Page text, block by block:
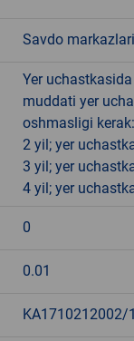
Savdo
Yer
muddati yer
oshmasligi
2 yil; yer
3 yil; yer
4 yil; yer
0
0.01
KA1710212002/